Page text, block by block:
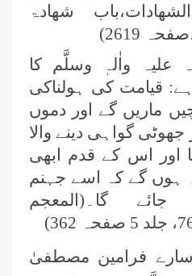
شھادۃ
علیہ واٰلہٖ وسلَّم کا
قیامت کی ہولناکی
ماریں گے اور دموں
گواہی دینے والا
اور اس کے قدم ابھی
ہوں گے کہ اسے جہنم
گا۔(المعجم
فرامین مصطفیٰ